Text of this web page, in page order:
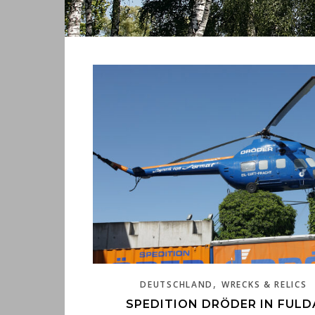
DEUTSCHLAND ,WRECKS & RELICS
SPEDITION DRÖDER IN